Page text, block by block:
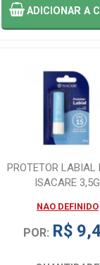
ADICIONARA
PROTETOR LABIAL
ISACARE 3,5G
NAO DEFINIDO
POR: R$